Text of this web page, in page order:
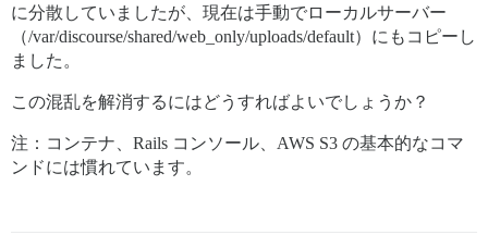
に分散していましたが、現在は手動でローカルサーバー
（/var/discourse/shared/web_only/uploads/default）にもコピーし
ました。
この混乱を解消するにはどうすればよいでしょうか？
注：コンテナ、Rails コンソール、AWS S3 の基本的なコマ
ンドには慣れています。